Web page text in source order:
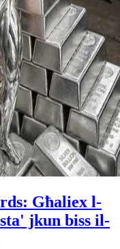
Għaliex l-
jkun biss il-